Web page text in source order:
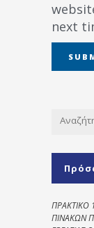
next
ΠΡΑΚΤΙΚΟ
ΠΙΝΑΚΩΝ